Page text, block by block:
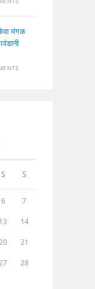
मंगळ
S S
6 7
13 14
21
28